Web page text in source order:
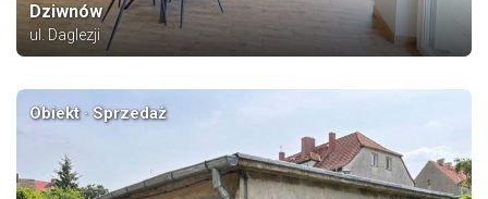
Dziwnów
ul. Daglezji
Obiekt · Sprzedaż